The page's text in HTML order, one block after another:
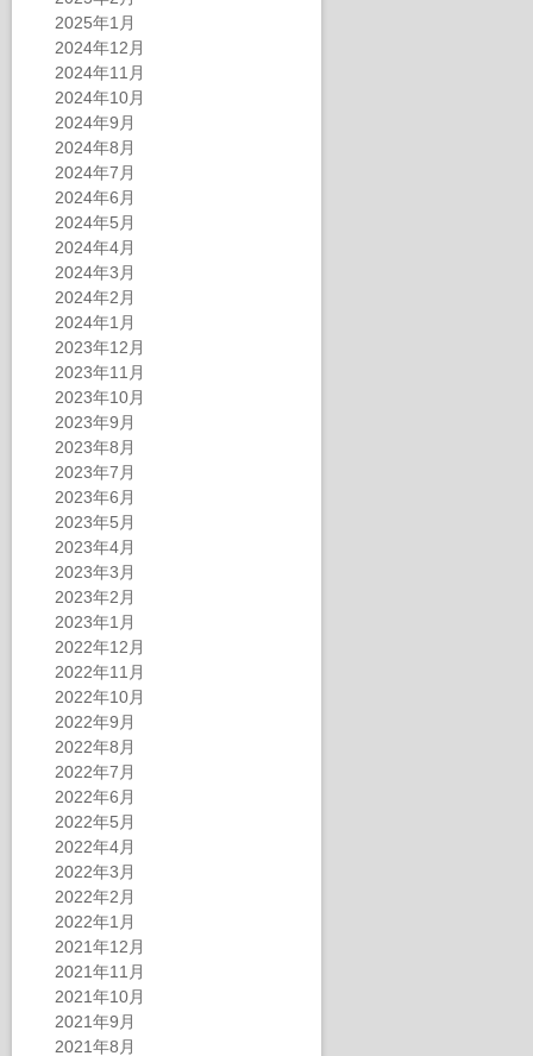
2025年1月
2024年12月
2024年11月
2024年10月
2024年9月
2024年8月
2024年7月
2024年6月
2024年5月
2024年4月
2024年3月
2024年2月
2024年1月
2023年12月
2023年11月
2023年10月
2023年9月
2023年8月
2023年7月
2023年6月
2023年5月
2023年4月
2023年3月
2023年2月
2023年1月
2022年12月
2022年11月
2022年10月
2022年9月
2022年8月
2022年7月
2022年6月
2022年5月
2022年4月
2022年3月
2022年2月
2022年1月
2021年12月
2021年11月
2021年10月
2021年9月
2021年8月